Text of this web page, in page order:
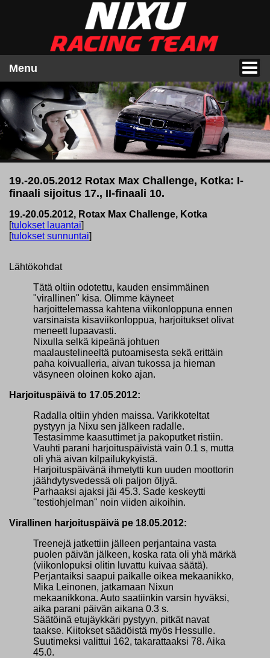
Menu
19.-20.05.2012 Rotax Max Challenge, Kotka: I-
finaali sijoitus 17., II-finaali 10.
19.-20.05.2012, Rotax Max Challenge, Kotka
[tulokset lauantai]
[tulokset sunnuntai]
Lähtökohdat
Tätä oltiin odotettu, kauden ensimmäinen
"virallinen" kisa. Olimme käyneet
harjoittelemassa kahtena viikonloppuna ennen
varsinaista kisaviikonloppua, harjoitukset olivat
meneett lupaavasti.
Nixulla selkä kipeänä johtuen
maalaustelineeltä putoamisesta sekä erittäin
paha koivualleria, aivan tukossa ja hieman
väsyneen oloinen koko ajan.
Harjoituspäivä to 17.05.2012:
Radalla oltiin yhden maissa. Varikkoteltat
pystyyn ja Nixu sen jälkeen radalle.
Testasimme kaasuttimet ja pakoputket ristiin.
Vauhti parani harjoituspäivistä vain 0.1 s, mutta
oli yhä aivan kilpailukykyistä.
Harjoituspäivänä ihmetytti kun uuden moottorin
jäähdytysvedessä oli paljon öljyä.
Parhaaksi ajaksi jäi 45.3. Sade keskeytti
"testiohjelman" noin viiden aikoihin.
Virallinen harjoituspäivä pe 18.05.2012:
Treenejä jatkettiin jälleen perjantaina vasta
puolen päivän jälkeen, koska rata oli yhä märkä
(viikonlopuksi olitin luvattu kuivaa säätä).
Perjantaiksi saapui paikalle oikea mekaanikko,
Mika Leinonen, jatkamaan Nixun
mekaanikkona. Auto saatiinkin varsin hyväksi,
aika parani päivän aikana 0.3 s.
Säätöinä etujäykkäri pystyyn, pitkät navat
taakse. Kiitokset säädöistä myös Hessulle.
Suutimeksi valittui 162, takarattaaksi 78. Aika
45.0.